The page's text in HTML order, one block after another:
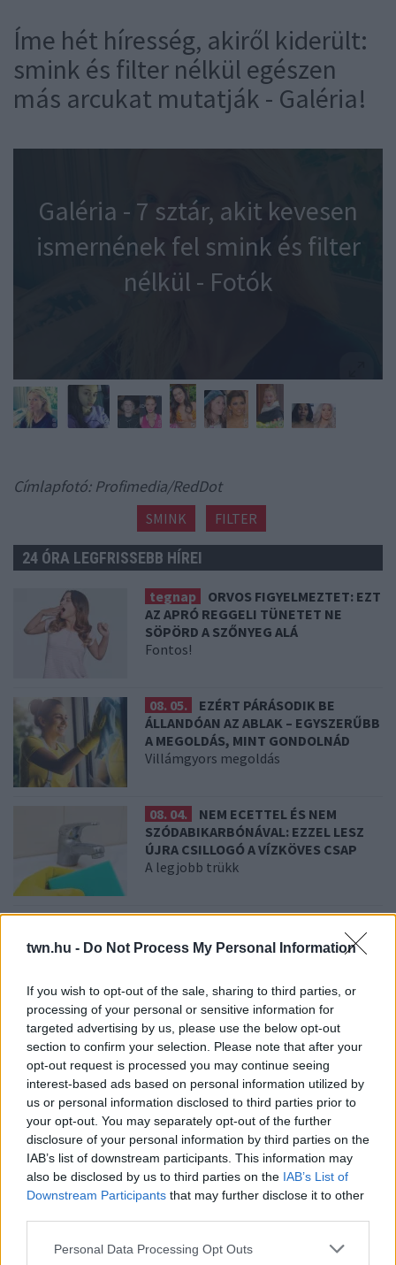
twn.hu - Do Not Process My Personal Information
If you wish to opt-out of the sale, sharing to third parties, or
processing of your personal or sensitive information for
targeted advertising by us, please use the below opt-out
section to confirm your selection. Please note that after your
opt-out request is processed you may continue seeing
interest-based ads based on personal information utilized by
us or personal information disclosed to third parties prior to
your opt-out. You may separately opt-out of the further
disclosure of your personal information by third parties on the
IAB’s list of downstream participants. This information may
also be disclosed by us to third parties on the IAB’s List of
Downstream Participants that may further disclose it to other
Please note that this website/app uses one or more Google
Personal Data Processing Opt Outs
Íme hét híresség, akiről kiderült:
smink és filter nélkül egészen
más arcukat mutatják - Galéria!
Galéria - 7 sztár, akit kevesen
ismernének fel smink és filter
nélkül - Fotók
Címlapfotó: Profimedia/RedDot
SMINK FILTER
24 ÓRA LEGFRISSEBB HÍREI
tegnap
ORVOS FIGYELMEZTET: EZT
AZ APRÓ REGGELI TÜNETET NE
SÖPÖRD A SZŐNYEG ALÁ
Fontos!
08. 05.
EZÉRT PÁRÁSODIK BE
ÁLLANDÓAN AZ ABLAK – EGYSZERŰBB
A MEGOLDÁS, MINT GONDOLNÁD
Villámgyors megoldás
08. 04.
NEM ECETTEL ÉS NEM
SZÓDABIKARBÓNÁVAL: EZZEL LESZ
ÚJRA CSILLOGÓ A VÍZKÖVES CSAP
A legjobb trükk
HASZNÁLOD, AZ RENDKÍVÜL MAGAS
ÉRZELMI INTELLIGENCIÁRA UTALHAT
08. 02.
SOKAN ROSSZUL TÁROLJÁK A GYÓGYSZEREIKET –
EMIATT CSÖKKENHET A HATÁSUK
Érdemes odafigyelni rá
08. 01.
EGYRE TÖBB FIATALNÁL JELENTKEZIK EZ A
VITAMINHIÁNY – ILYEN JELEKRE FIGYELJ
Erre figyelj!
07. 31.
NEM A CITROMSAV, AZ ECET VAGY A
SZÓDABIKARBÓNA A LEGERŐSEBB: EZT HASZNÁLJÁK A